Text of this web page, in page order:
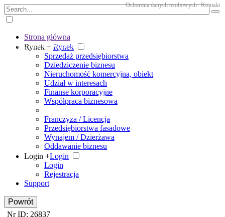
The big marketplace for business
Ochorona danych osobowych Kontakt
Strona główna
Rynek + Rynek
Sprzedaż przedsiębiorstwa
Dziedziczenie biznesu
Nieruchomość komercyjna, obiekt
Udział w interesach
Finanse korporacyjne
Współpraca biznesowa
Franczyza / Licencja
Przedsiębiorstwa fasadowe
Wynajem / Dzierżawa
Oddawanie biznesu
Login +Login
Login
Rejestracja
Support
Powrót
Nr ID: 26837